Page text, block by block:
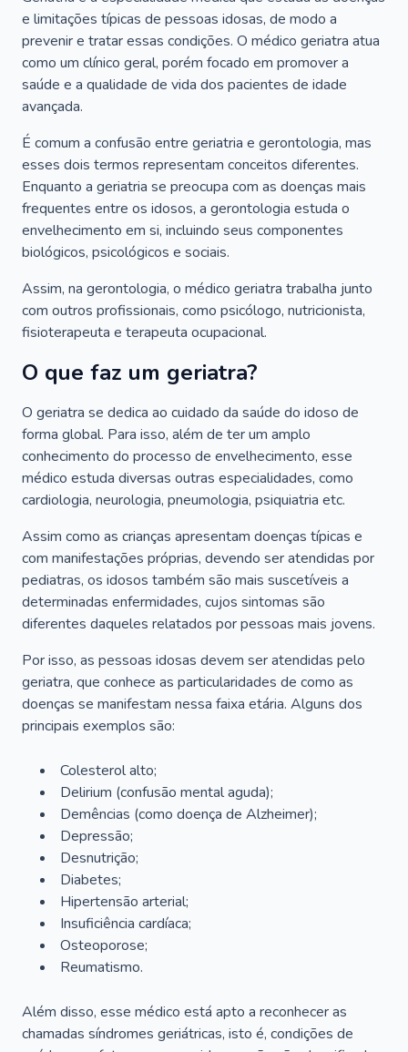
e limitações típicas de pessoas idosas, de modo a
prevenir e tratar essas condições. O médico geriatra atua
como um clínico geral, porém focado em promover a
saúde e a qualidade de vida dos pacientes de idade
avançada.
É comum a confusão entre geriatria e gerontologia, mas
esses dois termos representam conceitos diferentes.
Enquanto a geriatria se preocupa com as doenças mais
frequentes entre os idosos, a gerontologia estuda o
envelhecimento em si, incluindo seus componentes
biológicos, psicológicos e sociais.
Assim, na gerontologia, o médico geriatra trabalha junto
com outros profissionais, como psicólogo, nutricionista,
fisioterapeuta e terapeuta ocupacional.
O que faz um geriatra?
O geriatra se dedica ao cuidado da saúde do idoso de
forma global. Para isso, além de ter um amplo
conhecimento do processo de envelhecimento, esse
médico estuda diversas outras especialidades, como
cardiologia, neurologia, pneumologia, psiquiatria etc.
Assim como as crianças apresentam doenças típicas e
com manifestações próprias, devendo ser atendidas por
pediatras, os idosos também são mais suscetíveis a
determinadas enfermidades, cujos sintomas são
diferentes daqueles relatados por pessoas mais jovens.
Por isso, as pessoas idosas devem ser atendidas pelo
geriatra, que conhece as particularidades de como as
doenças se manifestam nessa faixa etária. Alguns dos
principais exemplos são:
Colesterol alto;
Delirium (confusão mental aguda);
Demências (como doença de Alzheimer);
Depressão;
Desnutrição;
Diabetes;
Hipertensão arterial;
Insuficiência cardíaca;
Osteoporose;
Reumatismo.
Além disso, esse médico está apto a reconhecer as
chamadas síndromes geriátricas, isto é, condições de